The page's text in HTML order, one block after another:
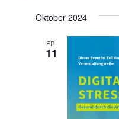
Oktober 2024
FR.
11